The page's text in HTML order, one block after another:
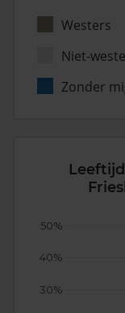
Westers
Niet-
Zonder
30%
40%
50%